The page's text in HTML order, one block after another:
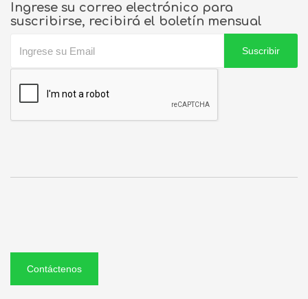
Ingrese su correo electrónico para
suscribirse, recibirá el boletín mensual
Suscribir
Contáctenos